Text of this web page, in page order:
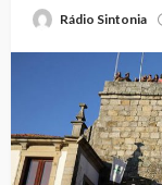
Rádio Sintonia